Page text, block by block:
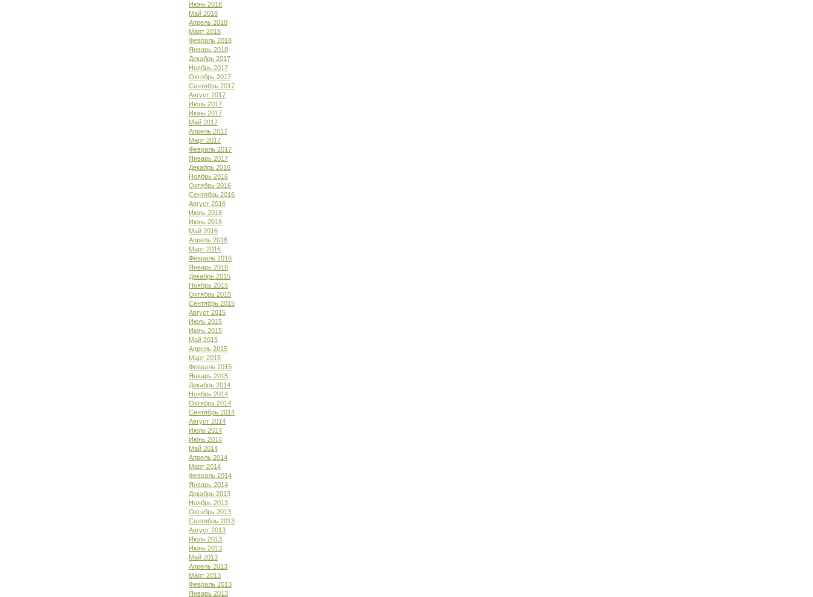
Июнь 2018
Май 2018
Апрель 2018
Март 2018
Февраль 2018
Январь 2018
Декабрь 2017
Ноябрь 2017
Октябрь 2017
Сентябрь 2017
Август 2017
Июль 2017
Июнь 2017
Май 2017
Апрель 2017
Март 2017
Февраль 2017
Январь 2017
Декабрь 2016
Ноябрь 2016
Октябрь 2016
Сентябрь 2016
Август 2016
Июль 2016
Июнь 2016
Май 2016
Апрель 2016
Март 2016
Февраль 2016
Январь 2016
Декабрь 2015
Ноябрь 2015
Октябрь 2015
Сентябрь 2015
Август 2015
Июль 2015
Июнь 2015
Май 2015
Апрель 2015
Март 2015
Февраль 2015
Январь 2015
Декабрь 2014
Ноябрь 2014
Октябрь 2014
Сентябрь 2014
Август 2014
Июль 2014
Июнь 2014
Май 2014
Апрель 2014
Март 2014
Февраль 2014
Январь 2014
Декабрь 2013
Ноябрь 2013
Октябрь 2013
Сентябрь 2013
Август 2013
Июль 2013
Июнь 2013
Май 2013
Апрель 2013
Март 2013
Февраль 2013
Январь 2013